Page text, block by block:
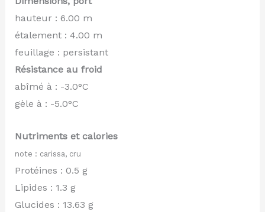
hauteur : 6.00 m
étalement : 4.00 m
feuillage : persistant
Résistance au froid
abîmé à : -3.0°C
gèle à : -5.0°C
Nutriments et calories
note : carissa, cru
Protéines : 0.5 g
Lipides : 1.3 g
Glucides : 13.63 g